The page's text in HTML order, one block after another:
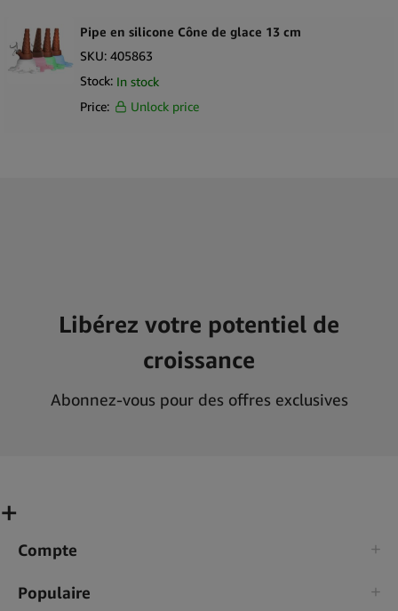
Pipe en silicone Cône de glace 13 cm
SKU: 405863
Stock: In stock
Price:
Unlock price
Libérez votre potentiel de
croissance
Abonnez-vous pour des offres exclusives
Compte
Populaire